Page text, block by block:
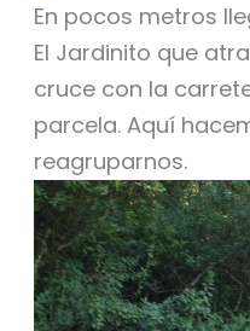
En pocos metros
El Jardinito que
cruce con la
parcela. Aquí
reagruparnos.